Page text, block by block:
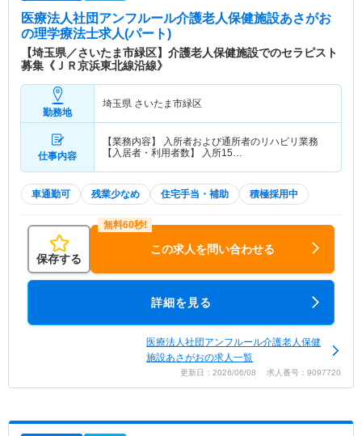
医療法人社団アンフルール介護老人保健施設あさがお
の理学療法士求人(パート)
【埼玉県／さいたま市緑区】介護老人保健施設でのセラピスト
募集《ＪＲ京浜東北線沿線》
勤務地
埼玉県 さいたま市緑区
仕事内容
【業務内容】 入所者および通所者のリハビリ業務
【入居者・利用者数】 入所15…
車通勤可 残業少なめ 住宅手当・補助 積極採用中
保存する
この求人を問い合わせる
詳細を見る
医療法人社団アンフルール介護老人保健
施設あさがおの求人一覧
更新日：2026/06/08 求人番号：9097720